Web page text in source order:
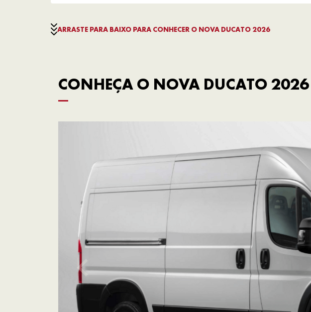
ARRASTE PARA BAIXO PARA CONHECER O NOVA DUCATO 2026
CONHEÇA O NOVA DUCATO 2026